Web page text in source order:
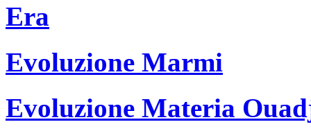
Era
Evoluzione Marmi
Evoluzione Materia